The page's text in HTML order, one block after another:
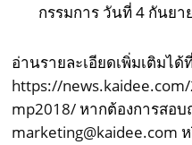
กรรมการ วันที่ 4 กันยา
อ่านรายละเอียดเพิ่มเติมได้ที่
https://
mp2018/ หากต้องการสอ
marketing@kaidee.com